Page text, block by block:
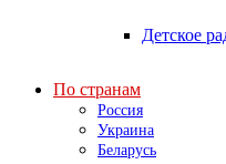
Детское
По странам
Россия
Украина
Беларусь